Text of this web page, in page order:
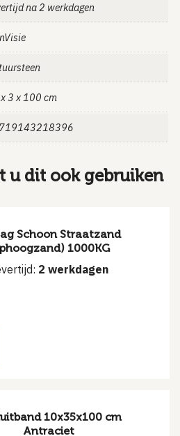
na 2 werkdagen
3 x 100 cm
u dit ook gebruiken
Schoon Straatzand
1000KG
2 werkdagen
10x35x100 cm
Antraciet